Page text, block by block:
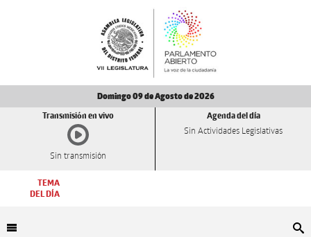
Domingo 09 de Agosto de 2026
Transmisión en vivo
Sin transmisión
Agenda del día
Sin Actividades Legislativas
TEMA
DEL DÍA